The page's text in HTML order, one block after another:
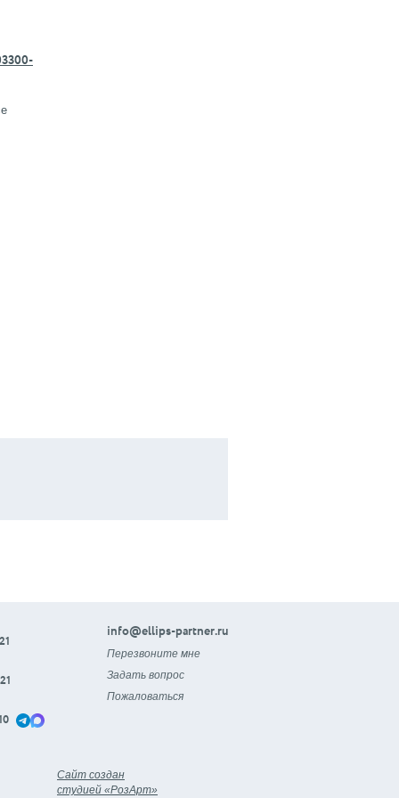
info@ellips-partner.ru
Перезвоните мне
Задать вопрос
Пожаловаться
Сайт создан
студией «РозАрт»